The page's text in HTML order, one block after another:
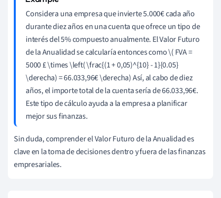
Considera una empresa que invierte 5.000€ cada año
durante diez años en una cuenta que ofrece un tipo de
interés del 5% compuesto anualmente. El Valor Futuro
de la Anualidad se calcularía entonces como \( FVA =
5000 £ \times \left( \frac{(1 + 0,05)^{10} - 1}{0.05}
\derecha) = 66.033,96€ \derecha) Así, al cabo de diez
años, el importe total de la cuenta sería de 66.033,96€.
Este tipo de cálculo ayuda a la empresa a planificar
mejor sus finanzas.
Sin duda, comprender el Valor Futuro de la Anualidad es
clave en la toma de decisiones dentro y fuera de las finanzas
empresariales.